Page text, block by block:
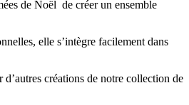
de Noël de créer un ensemble
elle s’intègre facilement dans
d’autres créations de notre collection de